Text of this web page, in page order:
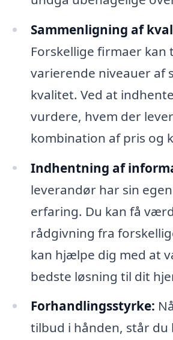
Sammenligning af
Forskellige firmaer kan
varierende niveauer af
kvalitet. Ved at
vurdere, hvem der
kombination af pris og
Indhentning af
leverandør har sin
erfaring. Du kan få
rådgivning fra
kan hjælpe dig med at
bedste løsning til dit
Forhandlingsstyrke:
tilbud i hånden, står du